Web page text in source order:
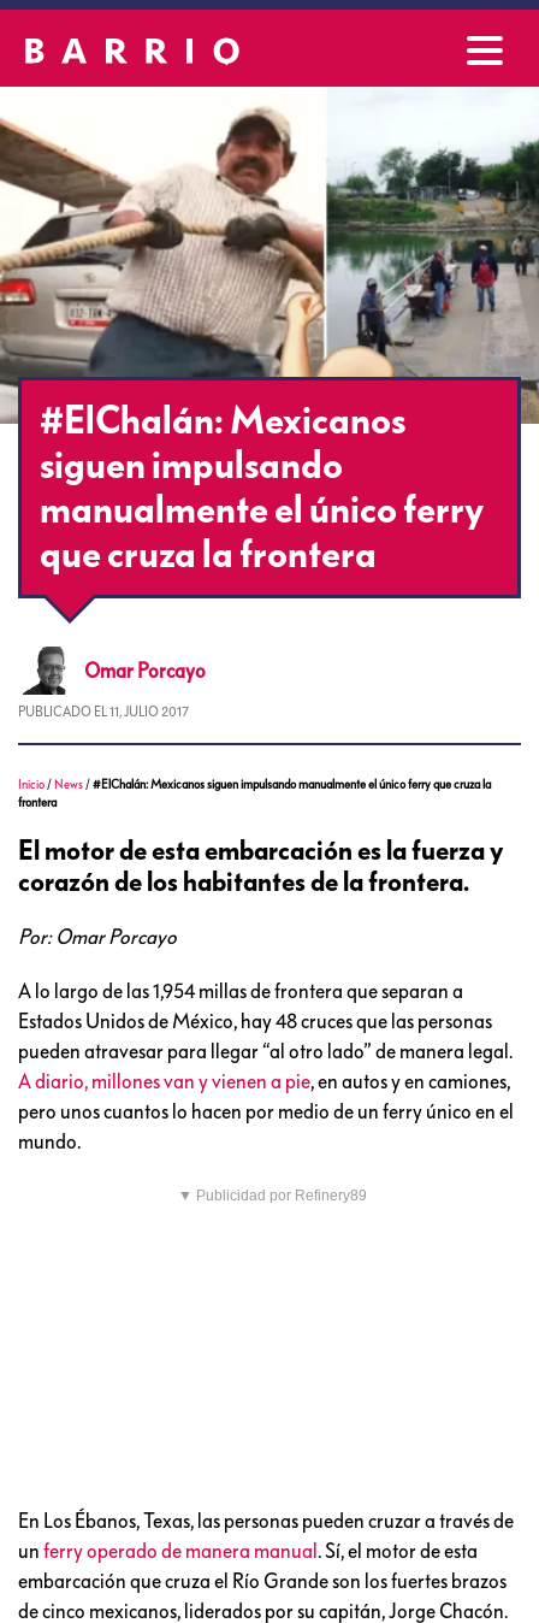
#ElChalán: Mexicanos
siguen impulsando
manualmente el único ferry
que cruza la frontera
Omar Porcayo
PUBLICADO EL 11, JULIO 2017
Inicio / News /#ElChalán: Mexicanos siguen impulsando manualmente el único ferry que cruza la
frontera
El motor de esta embarcación es la fuerza y
corazón de los habitantes de la frontera.
Por: Omar Porcayo
A lo largo de las 1,954 millas de frontera que separan a
Estados Unidos de México, hay 48 cruces que las personas
pueden atravesar para llegar “al otro lado” de manera legal.
A diario, millones van y vienen a pie, en autos y en camiones,
pero unos cuantos lo hacen por medio de un ferry único en el
mundo.
▼ Publicidad por Refinery89
En Los Ébanos, Texas, las personas pueden cruzar a través de
un ferry operado de manera manual . Sí, el motor de esta
embarcación que cruza el Río Grande son los fuertes brazos
de cinco mexicanos, liderados por su capitán, Jorge Chacón.